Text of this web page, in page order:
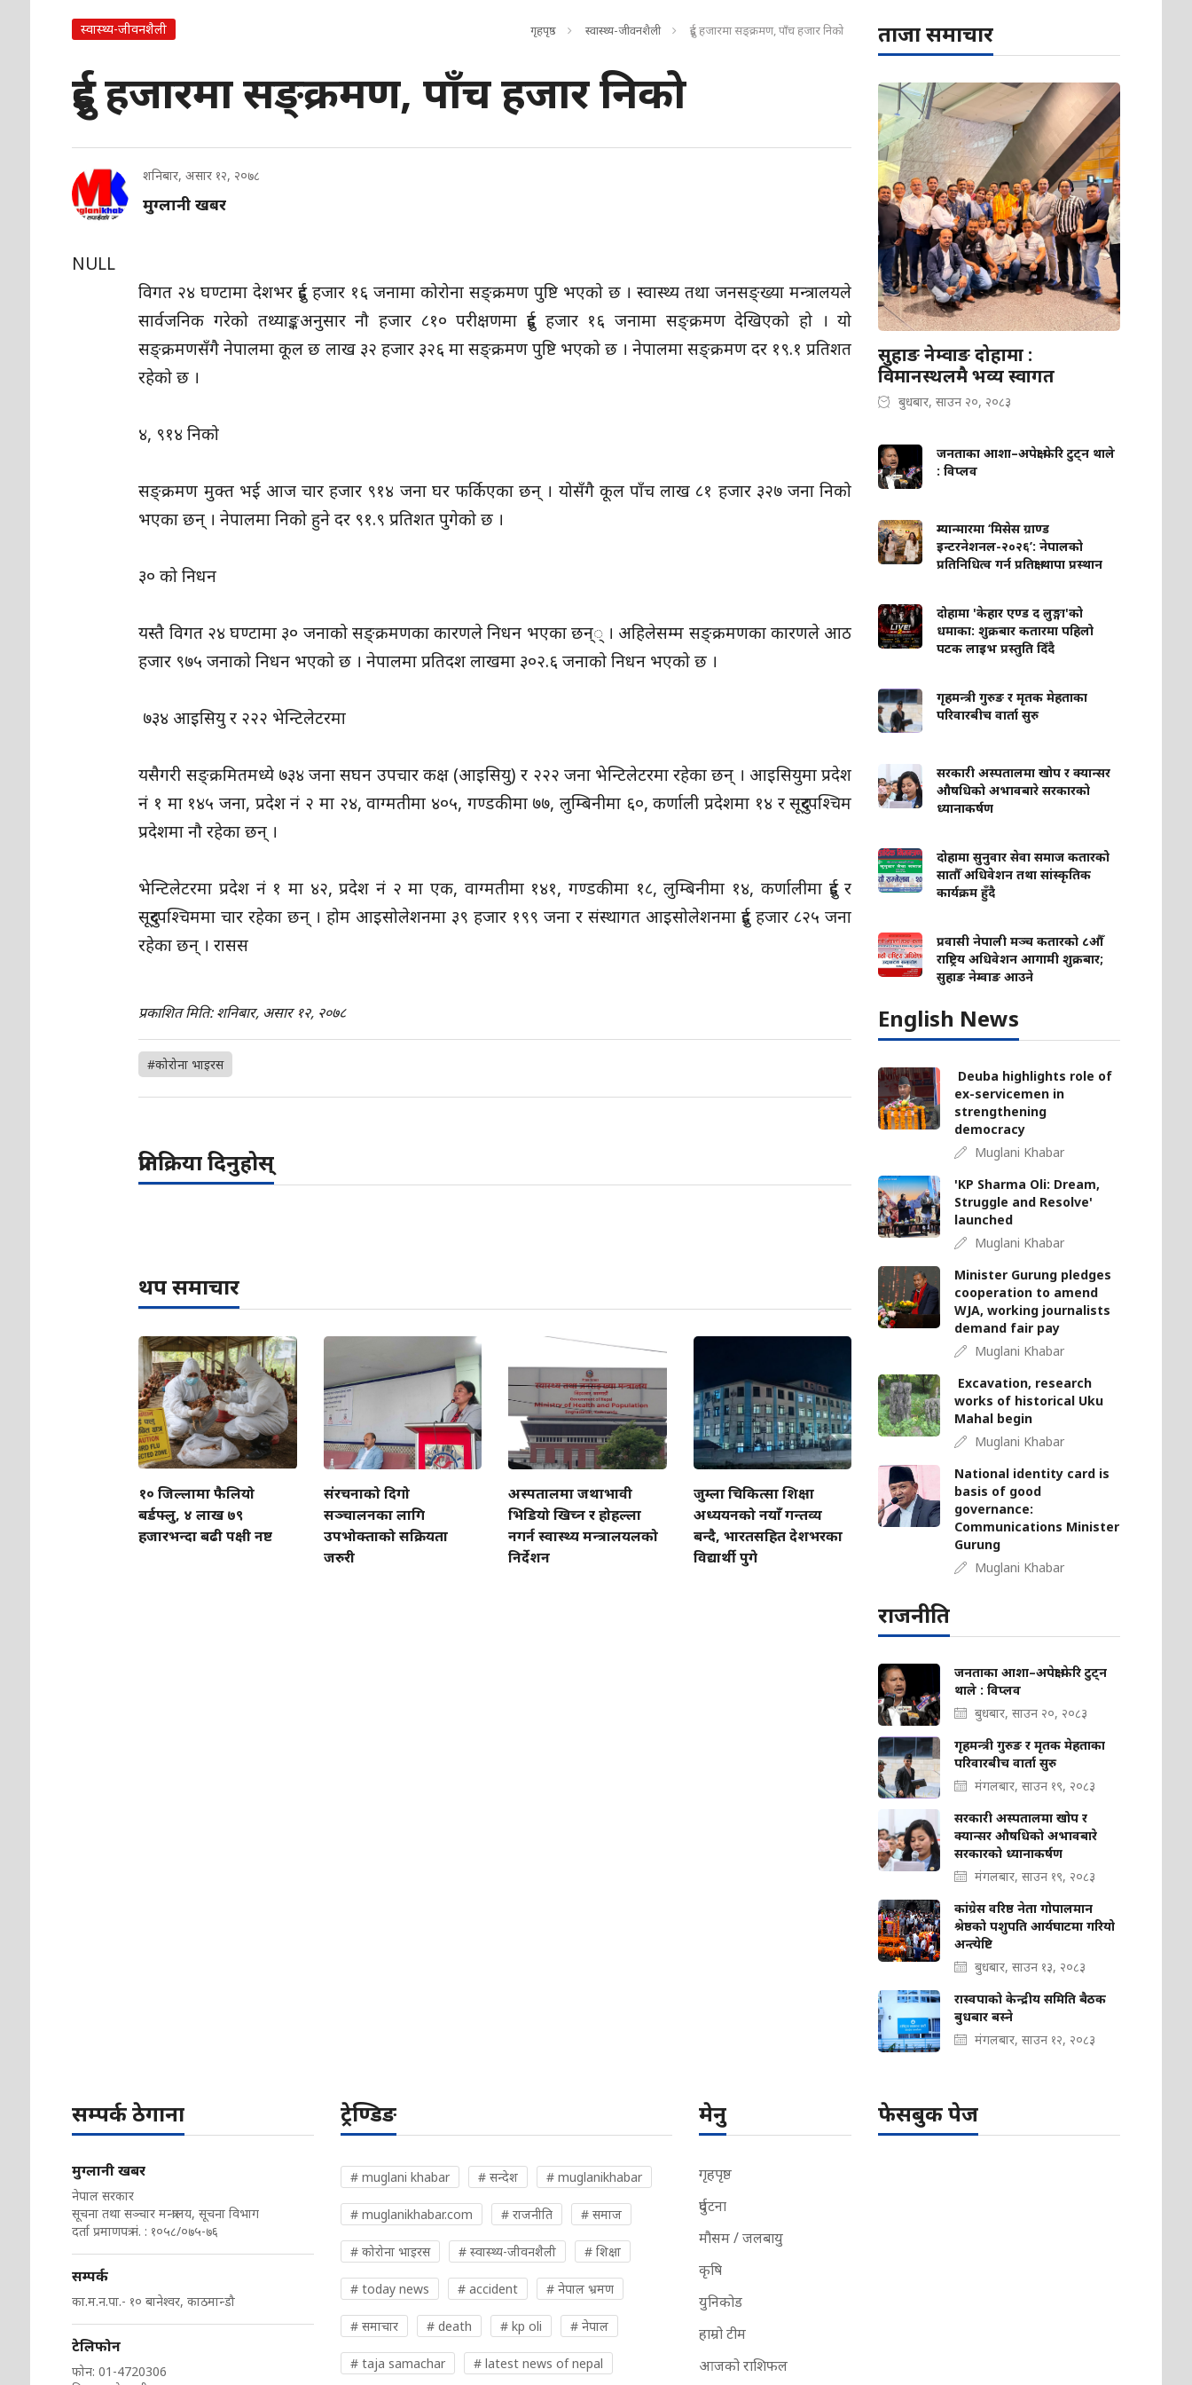
स्वास्थ्य-जीवनशैली गृहपृष्ठ स्वास्थ्य-जीवनशैली दुई हजारमा सङ्क्रमण, पाँच हजार निको
दुई हजारमा सङ्क्रमण, पाँच हजार निको
शनिबार, असार १२, २०७८
मुग्लानी खबर
NULL
विगत २४ घण्टामा देशभर दुई हजार १६ जनामा कोरोना सङ्क्रमण पुष्टि भएको छ । स्वास्थ्य तथा जनसङ्ख्या मन्त्रालयले
सार्वजनिक गरेको तथ्याङ्कअनुसार नौ हजार ८१० परीक्षणमा दुई हजार १६ जनामा सङ्क्रमण देखिएको हो । यो
सङ्क्रमणसँगै नेपालमा कूल छ लाख ३२ हजार ३२६ मा सङ्क्रमण पुष्टि भएको छ । नेपालमा सङ्क्रमण दर १९.१ प्रतिशत
रहेको छ ।
४, ९१४ निको
सङ्क्रमण मुक्त भई आज चार हजार ९१४ जना घर फर्किएका छन् । योसँगै कूल पाँच लाख ८१ हजार ३२७ जना निको
भएका छन् । नेपालमा निको हुने दर ९१.९ प्रतिशत पुगेको छ ।
३० को निधन
यस्तै विगत २४ घण्टामा ३० जनाको सङ्क्रमणका कारणले निधन भएका छन्् । अहिलेसम्म सङ्क्रमणका कारणले आठ
हजार ९७५ जनाको निधन भएको छ । नेपालमा प्रतिदश लाखमा ३०२.६ जनाको निधन भएको छ ।
७३४ आइसियु र २२२ भेन्टिलेटरमा
यसैगरी सङ्क्रमितमध्ये ७३४ जना सघन उपचार कक्ष (आइसियु) र २२२ जना भेन्टिलेटरमा रहेका छन् । आइसियुमा प्रदेश
नं १ मा १४५ जना, प्रदेश नं २ मा २४, वाग्मतीमा ४०५, गण्डकीमा ७७, लुम्बिनीमा ६०, कर्णाली प्रदेशमा १४ र सूदुरपश्चिम
प्रदेशमा नौ रहेका छन् ।
भेन्टिलेटरमा प्रदेश नं १ मा ४२, प्रदेश नं २ मा एक, वाग्मतीमा १४१, गण्डकीमा १८, लुम्बिनीमा १४, कर्णालीमा दुई र
सूदुरपश्चिममा चार रहेका छन् । होम आइसोलेशनमा ३९ हजार १९९ जना र संस्थागत आइसोलेशनमा दुई हजार ८२५ जना
रहेका छन् । रासस
प्रकाशित मिति: शनिबार, असार १२, २०७८
#कोरोना भाइरस
प्रतिक्रिया दिनुहोस्
थप समाचार
१० जिल्लामा फैलियो
बर्डफ्लु, ४ लाख ७९
हजारभन्दा बढी पक्षी नष्ट
संरचनाको दिगो
सञ्चालनका लागि
उपभोक्ताको सक्रियता
जरुरी
अस्पतालमा जथाभावी
भिडियो खिच्न र होहल्ला
नगर्न स्वास्थ्य मन्त्रालयलको
निर्देशन
जुम्ला चिकित्सा शिक्षा
अध्ययनको नयाँ गन्तव्य
बन्दै, भारतसहित देशभरका
विद्यार्थी पुगे
ताजा समाचार
सुहाङ नेम्वाङ दोहामा :
विमानस्थलमै भव्य स्वागत
बुधबार, साउन २०, २०८३
जनताका आशा–अपेक्षा फेरि टुट्न थाले
: विप्लव
म्यान्मारमा ‘मिसेस ग्राण्ड
इन्टरनेशनल-२०२६’: नेपालको
प्रतिनिधित्व गर्न प्रतिक्षा थापा प्रस्थान
दोहामा 'केहार एण्ड द लुङ्गा'को
धमाका: शुक्रबार कतारमा पहिलो
पटक लाइभ प्रस्तुति दिँदै
गृहमन्त्री गुरुङ र मृतक मेहताका
परिवारबीच वार्ता सुरु
सरकारी अस्पतालमा खोप र क्यान्सर
औषधिको अभावबारे सरकारको
ध्यानाकर्षण
दोहामा सुनुवार सेवा समाज कतारको
सातौँ अधिवेशन तथा सांस्कृतिक
कार्यक्रम हुँदै
प्रवासी नेपाली मञ्च कतारको ८औँ
राष्ट्रिय अधिवेशन आगामी शुक्रबार;
सुहाङ नेम्वाङ आउने
English News
Deuba highlights role of
ex-servicemen in
strengthening
democracy
Muglani Khabar
'KP Sharma Oli: Dream,
Struggle and Resolve'
launched
Muglani Khabar
Minister Gurung pledges
cooperation to amend
WJA, working journalists
demand fair pay
Muglani Khabar
Excavation, research
works of historical Uku
Mahal begin
Muglani Khabar
National identity card is
basis of good
governance:
Communications Minister
Gurung
Muglani Khabar
राजनीति
जनताका आशा–अपेक्षा फेरि टुट्न
थाले : विप्लव
बुधबार, साउन २०, २०८३
गृहमन्त्री गुरुङ र मृतक मेहताका
परिवारबीच वार्ता सुरु
मंगलबार, साउन १९, २०८३
सरकारी अस्पतालमा खोप र
क्यान्सर औषधिको अभावबारे
सरकारको ध्यानाकर्षण
मंगलबार, साउन १९, २०८३
कांग्रेस वरिष्ठ नेता गोपालमान
श्रेष्ठको पशुपति आर्यघाटमा गरियो
अन्त्येष्टि
बुधबार, साउन १३, २०८३
रास्वपाको केन्द्रीय समिति बैठक
बुधबार बस्ने
मंगलबार, साउन १२, २०८३
सम्पर्क ठेगाना
मुग्लानी खबर
नेपाल सरकार
सूचना तथा सञ्चार मन्त्रालय, सूचना विभाग
दर्ता प्रमाणपत्र नं. : १०५८/०७५-७६
सम्पर्क
का.म.न.पा.- १० बानेश्वर, काठमान्डौ
टेलिफोन
फोन: 01-4720306
ट्रेण्डिङ
# muglani khabar # सन्देश # muglanikhabar
# muglanikhabar.com # राजनीति # समाज
# कोरोना भाइरस # स्वास्थ्य-जीवनशैली # शिक्षा
# today news # accident # नेपाल भ्रमण
# समाचार # death # kp oli # नेपाल
# taja samachar # latest news of nepal
मेनु
गृहपृष्ठ
दुर्घटना
मौसम / जलबायु
कृषि
युनिकोड
हाम्रो टीम
आजको राशिफल
फेसबुक पेज